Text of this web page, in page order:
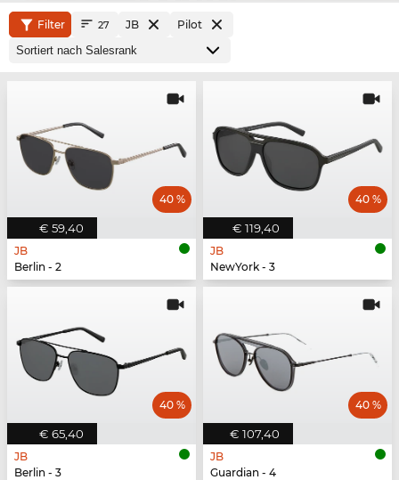
Filter 27 JB Pilot
€ 59,40
40 %
JB
Berlin - 2
€ 119,40
40 %
JB
NewYork - 3
€ 65,40
40 %
JB
Berlin - 3
€ 107,40
40 %
JB
Guardian - 4